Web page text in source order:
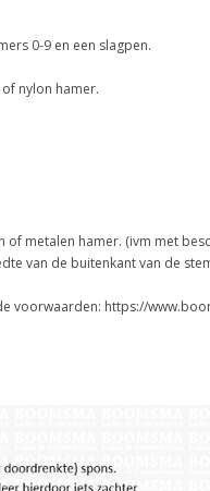
0-9 en een slagpen.
nylon hamer.
of metalen hamer. (ivm met
van de buitenkant van de
voorwaarden: https://